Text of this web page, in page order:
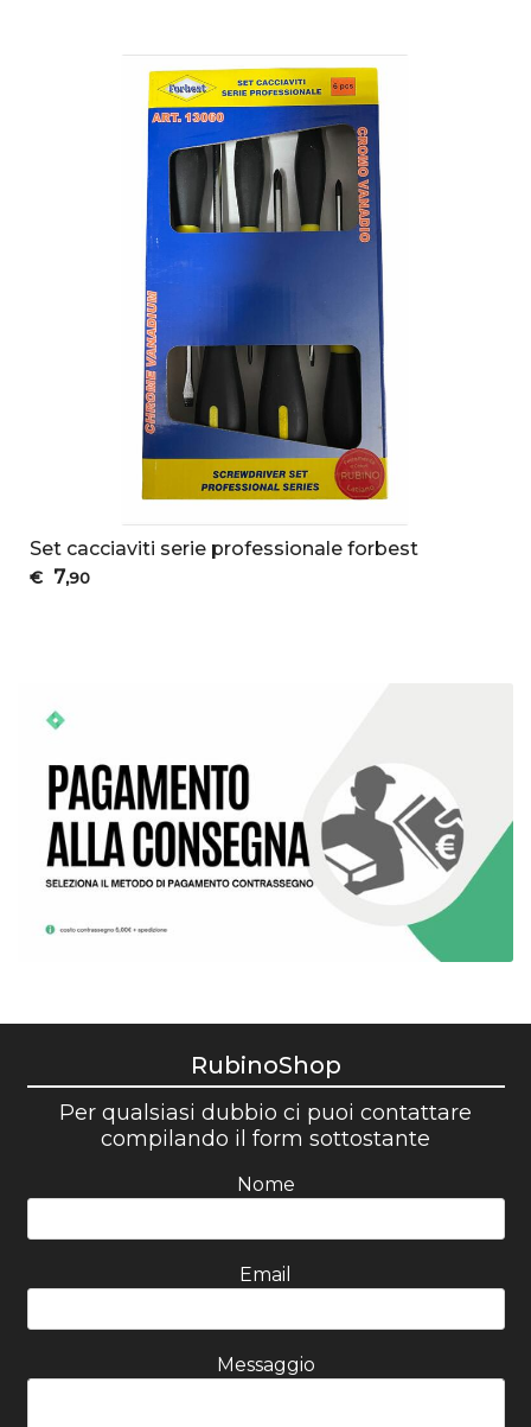
Set cacciaviti serie professionale forbest
€ 7,90
RubinoShop
Per qualsiasi dubbio ci puoi contattare
compilando il form sottostante
Nome
Email
Messaggio